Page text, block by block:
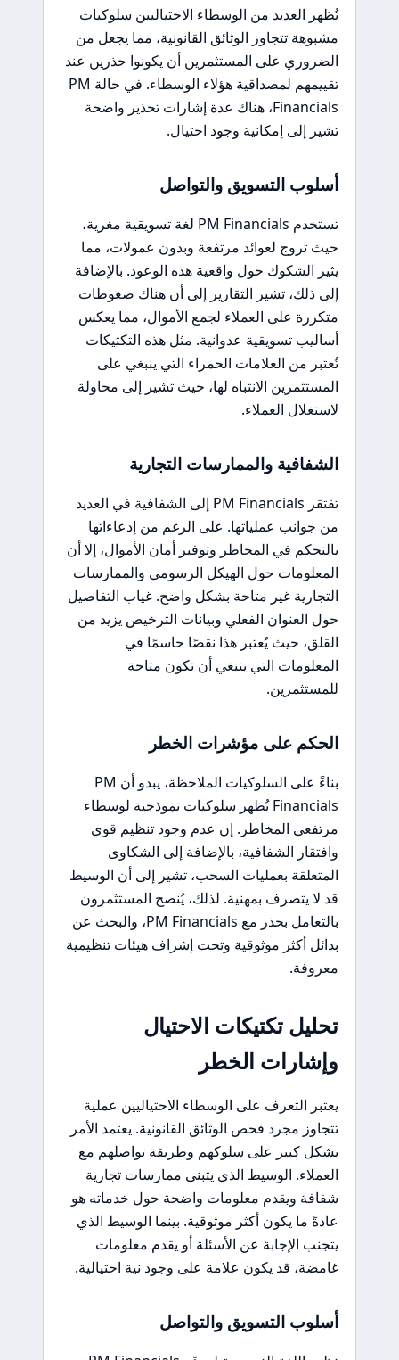
تُظهر العديد من الوسطاء الاحتياليين سلوكيات
مشبوهة تتجاوز الوثائق القانونية، مما يجعل من
الضروري على المستثمرين أن يكونوا حذرين عند
تقييمهم لمصداقية هؤلاء الوسطاء. في حالة PM
Financials، هناك عدة إشارات تحذير واضحة
تشير إلى إمكانية وجود احتيال.
أسلوب التسويق والتواصل
تستخدم PM Financials لغة تسويقية مغرية،
حيث تروج لعوائد مرتفعة وبدون عمولات، مما
يثير الشكوك حول واقعية هذه الوعود. بالإضافة
إلى ذلك، تشير التقارير إلى أن هناك ضغوطات
متكررة على العملاء لجمع الأموال، مما يعكس
أساليب تسويقية عدوانية. مثل هذه التكتيكات
تُعتبر من العلامات الحمراء التي ينبغي على
المستثمرين الانتباه لها، حيث تشير إلى محاولة
لاستغلال العملاء.
الشفافية والممارسات التجارية
تفتقر PM Financials إلى الشفافية في العديد
من جوانب عملياتها. على الرغم من إدعاءاتها
بالتحكم في المخاطر وتوفير أمان الأموال، إلا أن
المعلومات حول الهيكل الرسومي والممارسات
التجارية غير متاحة بشكل واضح. غياب التفاصيل
حول العنوان الفعلي وبيانات الترخيص يزيد من
القلق، حيث يُعتبر هذا نقصًا حاسمًا في
المعلومات التي ينبغي أن تكون متاحة
للمستثمرين.
الحكم على مؤشرات الخطر
بناءً على السلوكيات الملاحظة، يبدو أن PM
Financials تُظهر سلوكيات نموذجية لوسطاء
مرتفعي المخاطر. إن عدم وجود تنظيم قوي
وافتقار الشفافية، بالإضافة إلى الشكاوى
المتعلقة بعمليات السحب، تشير إلى أن الوسيط
قد لا يتصرف بمهنية. لذلك، يُنصح المستثمرون
بالتعامل بحذر مع PM Financials، والبحث عن
بدائل أكثر موثوقية وتحت إشراف هيئات تنظيمية
معروفة.
تحليل تكتيكات الاحتيال
وإشارات الخطر
يعتبر التعرف على الوسطاء الاحتياليين عملية
تتجاوز مجرد فحص الوثائق القانونية. يعتمد الأمر
بشكل كبير على سلوكهم وطريقة تواصلهم مع
العملاء. الوسيط الذي يتبنى ممارسات تجارية
شفافة ويقدم معلومات واضحة حول خدماته هو
عادةً ما يكون أكثر موثوقية. بينما الوسيط الذي
يتجنب الإجابة عن الأسئلة أو يقدم معلومات
غامضة، قد يكون علامة على وجود نية احتيالية.
أسلوب التسويق والتواصل